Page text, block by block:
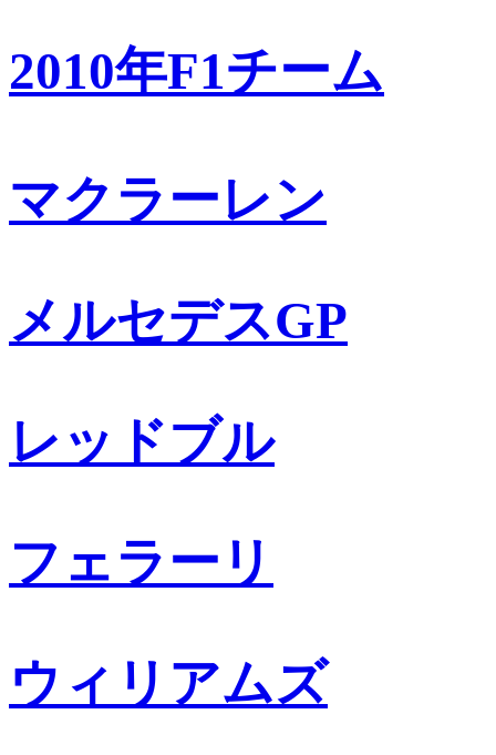
2010年F1チーム
マクラーレン
メルセデスGP
レッドブル
フェラーリ
ウィリアムズ